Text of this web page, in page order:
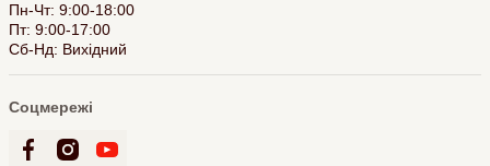
Пн-Чт: 9:00-18:00
Пт: 9:00-17:00
Сб-Нд: Вихідний
Соцмережі